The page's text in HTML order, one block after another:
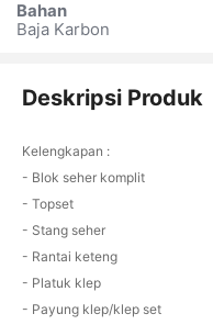
Bahan
Baja Karbon
Deskripsi Produk
Kelengkapan :
- Blok seher komplit
- Topset
- Stang seher
- Rantai keteng
- Platuk klep
- Payung klep/klep set